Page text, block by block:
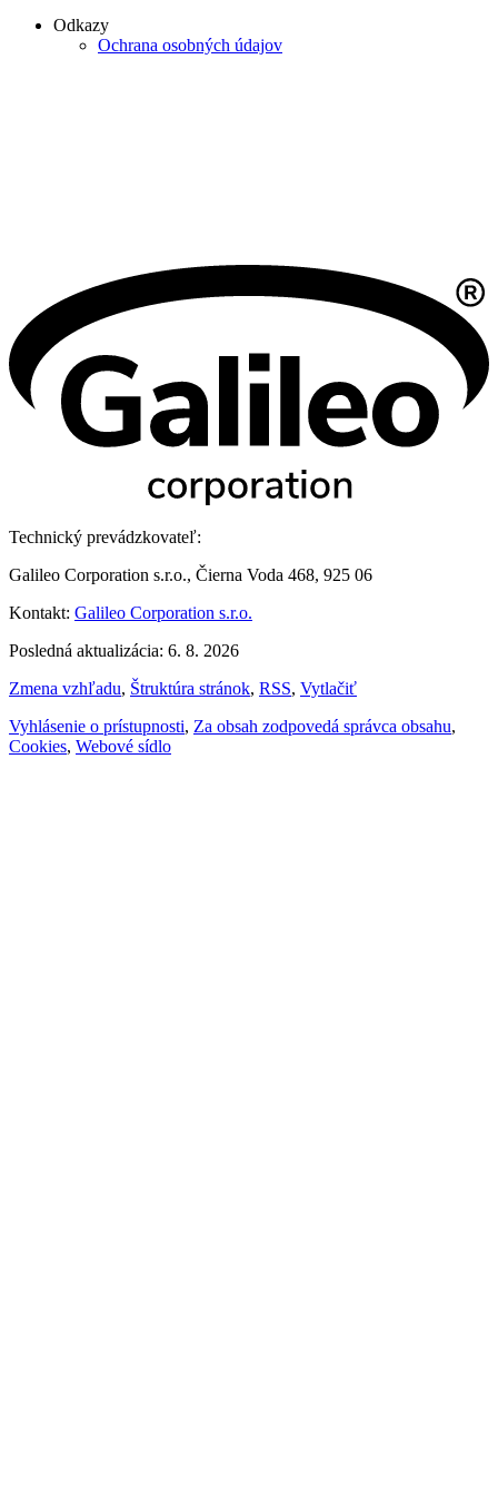
Odkazy
Ochrana osobných údajov
Technický prevádzkovateľ:
Galileo Corporation s.r.o., Čierna Voda 468, 925 06
Kontakt: Galileo Corporation s.r.o.
Posledná aktualizácia: 6. 8. 2026
Zmena vzhľadu, Štruktúra stránok, RSS, Vytlačiť
Vyhlásenie o prístupnosti, Za obsah zodpovedá správca obsahu,
Cookies, Webové sídlo